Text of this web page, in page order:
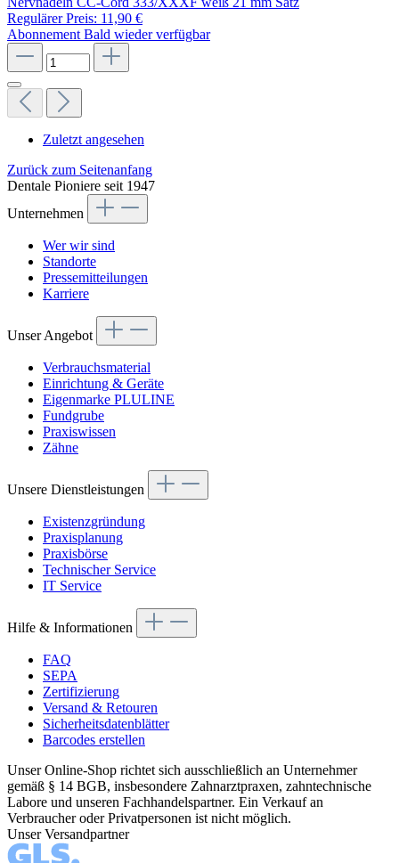
Regulärer Preis: 11,90 €
Abonnement Bald wieder verfügbar
Zuletzt angesehen
Zurück zum Seitenanfang
Dentale Pioniere seit 1947
Unternehmen
Wer wir sind
Standorte
Pressemitteilungen
Karriere
Unser Angebot
Verbrauchsmaterial
Einrichtung & Geräte
Eigenmarke PLULINE
Fundgrube
Praxiswissen
Zähne
Unsere Dienstleistungen
Existenzgründung
Praxisplanung
Praxisbörse
Technischer Service
IT Service
Hilfe & Informationen
FAQ
SEPA
Zertifizierung
Versand & Retouren
Sicherheitsdatenblätter
Barcodes erstellen
Unser Online-Shop richtet sich ausschließlich an Unternehmer
gemäß § 14 BGB, insbesondere Zahnarztpraxen, zahntechnische
Labore und unseren Fachhandelspartner. Ein Verkauf an
Verbraucher oder Privatpersonen ist nicht möglich.
Unser Versandpartner